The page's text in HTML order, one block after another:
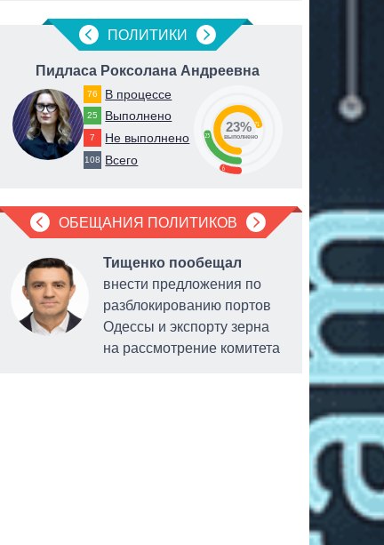
ПОЛИТИКИ
Пидласа Роксолана Андреевна
76 В процессе
25 Выполнено
7 Не выполнено
108 Всего
6
23
71
23%
выполнено
ОБЕЩАНИЯ ПОЛИТИКОВ
Тищенко пообещал
внести предложения по
разблокированию портов
Одессы и экспорту зерна
на рассмотрение комитета